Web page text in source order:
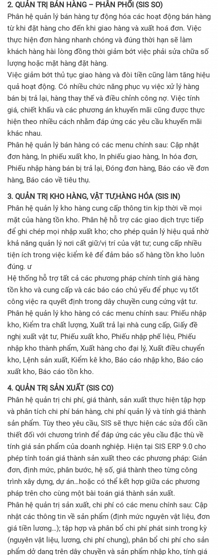
2. QUẢN TRỊ BÁN HÀNG – PHÂN PHỐI (SIS SO)
Phân hệ quản lý bán hàng tự động hóa các hoạt động bán hàng
từ khi đặt hàng cho đến khi giao hàng và xuất hoá đơn. Việc
thực hiện đơn hàng nhanh chóng và đúng thời hạn sẽ làm
khách hàng hài lòng đồng thời giảm bớt việc phải sửa chữa số
lượng hoặc mặt hàng đặt hàng.
Việc giảm bớt thủ tục giao hàng và đòi tiền cũng làm tăng hiệu
quả hoạt động. Có nhiều chức năng phục vụ việc xử lý hàng
bán bị trả lại, hàng thay thế và điều chỉnh công nợ. Việc tính
giá, chiết khấu và các phương án khuyến mãi cũng được thực
hiện theo nhiều cách nhằm đáp ứng các yêu cầu khuyến mãi
khác nhau.
Phân hệ quản lý bán hàng có các menu chính sau: Cập nhật
đơn hàng, In phiếu xuất kho, In phiếu giao hàng, In hóa đơn,
Phiếu nhập hàng bán bị trả lại, Đóng đơn hàng, Báo cáo về đơn
hàng, Báo cáo về tiêu thụ.
3. QUẢN TRỊ KHO HÀNG, VẬT TƯ,HÀNG HÓA (SIS IN)
Phân hệ quản lý kho hàng cung cấp thông tin kịp thời về mọi
mặt của hàng tồn kho. Phân hệ hỗ trợ các giao dịch trực tiếp
để ghi chép mọi nhập xuất kho; cho phép quản lý hiệu quả nhờ
khả năng quản lý nơi cất giữ/vị trí của vật tư; cung cấp nhiều
tiện ích trong việc kiểm kê để đảm bảo số hàng tồn kho luôn
đúng. ư
Hệ thống hỗ trợ tất cả các phương pháp chính tính giá hàng
tồn kho và cung cấp và các báo cáo chủ yếu để phục vụ tốt
công việc ra quyết định trong dây chuyền cung cứng vật tư.
Phân hệ quản lý kho hàng có các menu chính sau: Phiếu nhập
kho, Kiểm tra chất lượng, Xuất trả lại nhà cung cấp, Giấy đề
nghị xuất vật tư, Phiếu xuất kho, Phiếu nhập phế liệu, Phiếu
nhập kho thành phẩm, Xuất hàng cho đại lý, Xuất điều chuyển
kho, Lệnh sản xuất, Kiểm kê kho, Báo cáo nhập kho, Báo cáo
xuất kho, Báo cáo tồn kho.
4. QUẢN TRỊ SẢN XUẤT (SIS CO)
Phân hệ quản trị chi phí, giá thành, sản xuất thực hiện tập hợp
và phân tích chi phí bán hàng, chi phí quản lý và tính giá thành
sản phẩm. Tùy theo yêu cầu, SIS sẽ thực hiện các sửa đổi cần
thiết đối với chương trình để đáp ứng các yêu cầu đặc thù về
tính giá sản phẩm của doanh nghiệp. Hiện tại SIS ERP 9.0 cho
phép tính toán giá thành sản xuất theo các phương pháp: Giản
đơn, định mức, phân bước, hệ số, giá thành theo từng công
trình xây dựng, dự án…hoặc có thể kết hợp giữa các phương
pháp trên cho cùng một bài toán giá thành sản xuất.
Phân hệ quản trị sản xuất, chi phí có các menu chính sau: Cập
nhật các thông tin về sản phẩm (định mức nguyên vật liệu, đơn
giá tiền lương…); tập hợp và phân bổ chi phí phát sinh trong kỳ
(nguyên vật liệu, lương, chi phí chung), phân bổ chi phí cho sản
phẩm dở dang trên dây chuyền và sản phẩm nhập kho, tính giá